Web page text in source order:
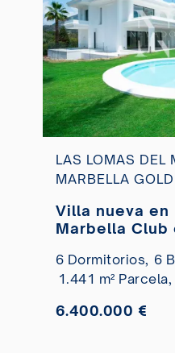
LAS LOMAS DEL
MARBELLA
Villa nueva en
Marbella Club
6 Dormitorios, 6
1.441 m² Parcela,
6.400.000 €